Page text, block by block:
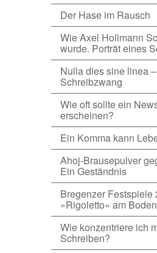
Der Hase im Rausch
Wie Axel Hollmann
wurde. Porträt eines
Nulla dies sine linea
Schreibzwang
Wie oft sollte ein
erscheinen?
Ein Komma kann
Ahoj-Brausepulver
Ein Geständnis
Bregenzer Festspiele
»Rigoletto« am
Wie konzentriere ich
Schreiben?